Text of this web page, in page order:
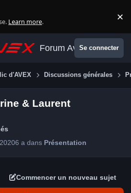
Learn more. ×
Forum AvexSe connecter
d'AVEX Discussions générales
& Laurent
6 a dans Présentation
Commencer un nouveau sujet